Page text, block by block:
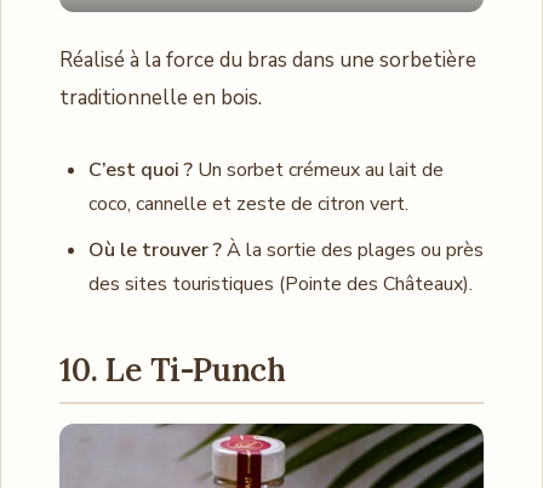
Réalisé à la force du bras dans une sorbetière
traditionnelle en bois.
C’est quoi ? Un sorbet crémeux au lait de
coco, cannelle et zeste de citron vert.
Où le trouver ?À la sortie des plages ou près
des sites touristiques (Pointe des Châteaux).
10. Le Ti-Punch